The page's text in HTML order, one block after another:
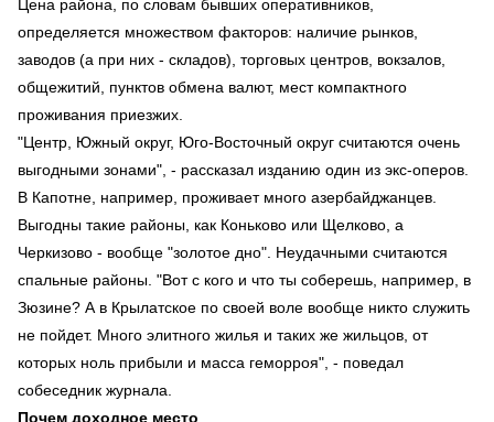
Цена района, по словам бывших оперативников,
определяется множеством факторов: наличие рынков,
заводов (а при них - складов), торговых центров, вокзалов,
общежитий, пунктов обмена валют, мест компактного
проживания приезжих.
"Центр, Южный округ, Юго-Восточный округ считаются очень
выгодными зонами", - рассказал изданию один из экс-оперов.
В Капотне, например, проживает много азербайджанцев.
Выгодны такие районы, как Коньково или Щелково, а
Черкизово - вообще "золотое дно". Неудачными считаются
спальные районы. "Вот с кого и что ты соберешь, например, в
Зюзине? А в Крылатское по своей воле вообще никто служить
не пойдет. Много элитного жилья и таких же жильцов, от
которых ноль прибыли и масса геморроя", - поведал
собеседник журнала.
Почем доходное место